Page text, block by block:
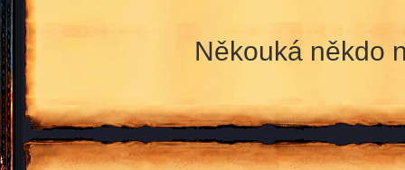
Někouká někdo